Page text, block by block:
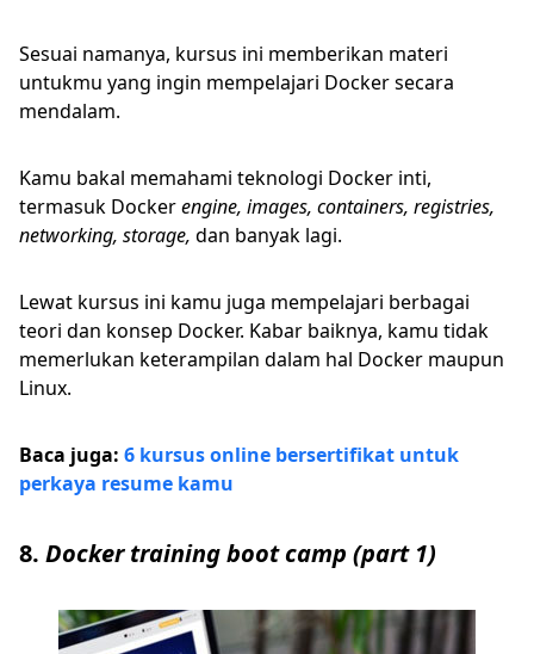
Sesuai namanya, kursus ini memberikan materi
untukmu yang ingin mempelajari Docker secara
mendalam.
Kamu bakal memahami teknologi Docker inti,
termasuk Dockerengine, images, containers, registries,
networking, storage, dan banyak lagi.
Lewat kursus ini kamu juga mempelajari berbagai
teori dan konsep Docker. Kabar baiknya, kamu tidak
memerlukan keterampilan dalam hal Docker maupun
Linux.
Baca juga: 6 kursus online bersertifikat untuk
perkaya resume kamu
8. Docker training boot camp (part 1)